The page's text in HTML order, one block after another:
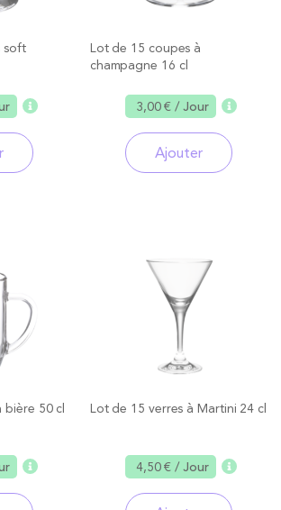
soft
Lot de 15 coupes à
champagne 16 cl
3,00 € / Jour
Ajouter
bière 50 cl Lot de 15 verres à Martini 24 cl
4,50 € / Jour